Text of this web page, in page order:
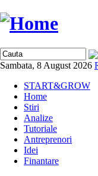
Sambata, 8 August 2026
START&GROW
Home
Stiri
Analize
Tutoriale
Antreprenori
Idei
Finantare